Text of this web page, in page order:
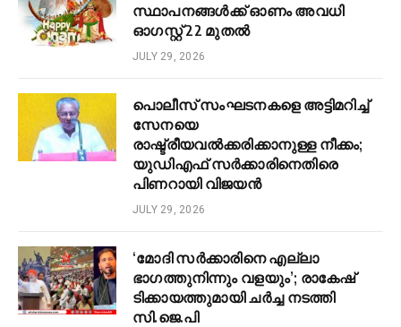
സ്ഥാപനങ്ങൾക്ക് ഓണം അവധി
ഓഗസ്റ്റ് 22 മുതൽ
JULY 29, 2026
പൊലീസ് സംഘടനകളെ അട്ടിമറിച്ച്
സേനയെ
രാഷ്ട്രീയവൽക്കരിക്കാനുള്ള നീക്കം;
യുഡിഎഫ് സർക്കാരിനെതിരെ
പിണറായി വിജയൻ
JULY 29, 2026
‘മോദി സർക്കാരിനെ എല്ലാ
ഭാഗത്തുനിന്നും വളയും’; രാകേഷ്
ടിക്കായത്തുമായി ചർച്ച നടത്തി
സി.ജെ.പി